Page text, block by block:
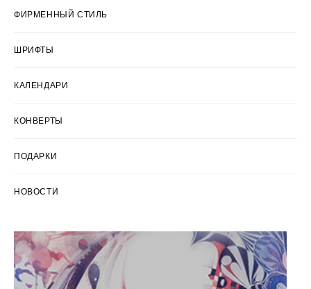
ФИРМЕННЫЙ СТИЛЬ
ШРИФТЫ
КАЛЕНДАРИ
КОНВЕРТЫ
ПОДАРКИ
НОВОСТИ